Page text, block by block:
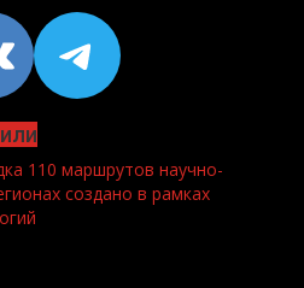
https://
110 маршрутов научно-
создано в рамках